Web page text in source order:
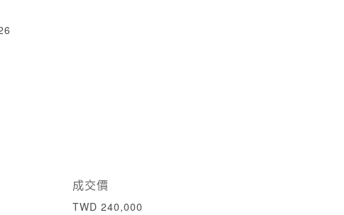
成交價
TWD 240,000